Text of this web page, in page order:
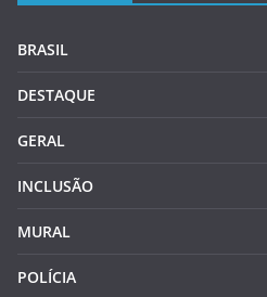
BRASIL
DESTAQUE
GERAL
INCLUSÃO
MURAL
POLÍCIA